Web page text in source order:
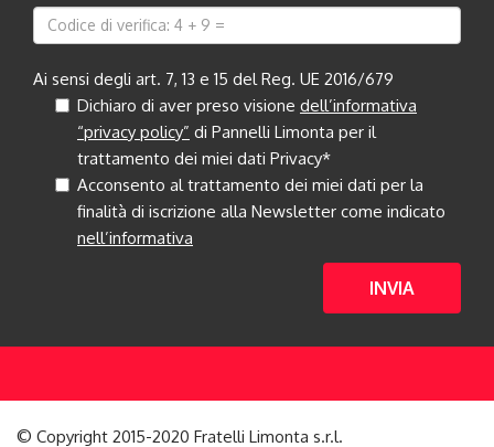
Ai sensi degli art. 7, 13 e 15 del Reg. UE 2016/679
Dichiaro di aver preso visione dell’informativa
“privacy policy” di Pannelli Limonta per il
trattamento dei miei dati Privacy*
Acconsento al trattamento dei miei dati per la
finalità di iscrizione alla Newsletter come indicato
nell’informativa
INVIA
© Copyright 2015-2020 Fratelli Limonta s.r.l.